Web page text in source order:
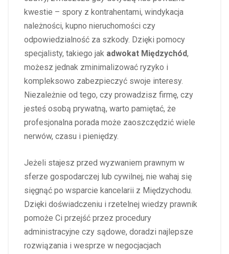
kwestie – spory z kontrahentami, windykacja
należności, kupno nieruchomości czy
odpowiedzialność za szkody. Dzięki pomocy
specjalisty, takiego jak adwokat Międzychód,
możesz jednak zminimalizować ryzyko i
kompleksowo zabezpieczyć swoje interesy.
Niezależnie od tego, czy prowadzisz firmę, czy
jesteś osobą prywatną, warto pamiętać, że
profesjonalna porada może zaoszczędzić wiele
nerwów, czasu i pieniędzy.
Jeżeli stajesz przed wyzwaniem prawnym w
sferze gospodarczej lub cywilnej, nie wahaj się
sięgnąć po wsparcie kancelarii z Międzychodu.
Dzięki doświadczeniu i rzetelnej wiedzy prawnik
pomoże Ci przejść przez procedury
administracyjne czy sądowe, doradzi najlepsze
rozwiązania i wesprze w negocjacjach